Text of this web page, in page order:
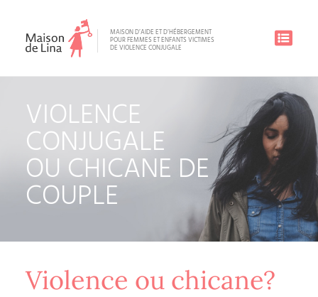
MAISON D’AIDE ET D’HÉBERGEMENT
POUR FEMMES ET ENFANTS VICTIMES
DE VIOLENCE CONJUGALE
VIOLENCE
CONJUGALE
OU CHICANE DE
COUPLE
Violence ou chicane?